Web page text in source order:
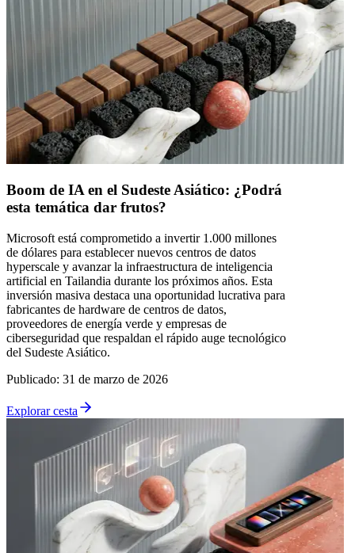
Boom de IA en el Sudeste Asiático: ¿Podrá
esta temática dar frutos?
Microsoft está comprometido a invertir 1.000 millones
de dólares para establecer nuevos centros de datos
hyperscale y avanzar la infraestructura de inteligencia
artificial en Tailandia durante los próximos años. Esta
inversión masiva destaca una oportunidad lucrativa para
fabricantes de hardware de centros de datos,
proveedores de energía verde y empresas de
ciberseguridad que respaldan el rápido auge tecnológico
del Sudeste Asiático.
Publicado: 31 de marzo de 2026
Explorar cesta